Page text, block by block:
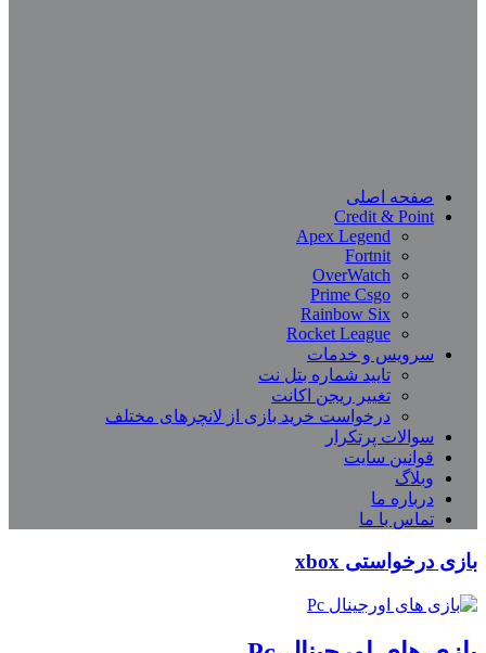
صفحه اصلی
Credit & Point
Apex Legend
Fortnit
OverWatch
Prime Csgo
Rainbow Six
Rocket League
سرویس و خدمات
تایید شماره بتل نت
تغییر ریجن اکانت
درخواست خرید بازی از لانچرهای مختلف
سوالات پرتکرار
قوانین سایت
وبلاگ
درباره ما
تماس با ما
بازی درخواستی xbox